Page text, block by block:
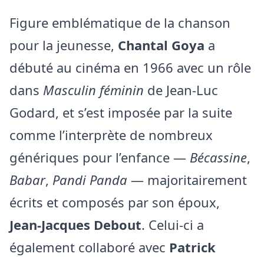
Figure emblématique de la chanson
pour la jeunesse, Chantal Goya a
débuté au cinéma en 1966 avec un rôle
dans Masculin féminin de Jean-Luc
Godard, et s’est imposée par la suite
comme l’interprète de nombreux
génériques pour l’enfance — Bécassine,
Babar, Pandi Panda — majoritairement
écrits et composés par son époux,
Jean-Jacques Debout. Celui-ci a
également collaboré avec Patrick